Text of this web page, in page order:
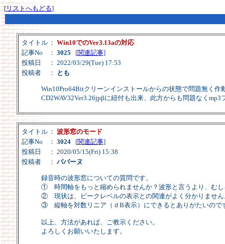
[リストへもどる]
タイトル ： Win10でのVer3.13aの対応
記事No
： 3025 [関連記事]
投稿日
： 2022/03/29(Tue) 17:53
投稿者
： とも
Win10Pro64Bitクリーンインストールからの状態で問題無く作
CD2WAV32Ver3.26jpβに紐付も出来、此方からも問題なくmp3
タイトル ： 波形窓のモード
記事No
： 3024[関連記事]
投稿日
： 2020/05/15(Fri) 15:38
投稿者
： パバーヌ
録音時の波形窓についての質問です。
① 時間軸をもっと縮められませんか？波形と言うより、むし
② 現状は、ピークレベルの表示との関連がよく分かりませ
③ 縦軸を対数リニア（ｄB表示）にできるとありがたいので
以上、方法があれば、ご教示ください。
よろしくお願いいたします。